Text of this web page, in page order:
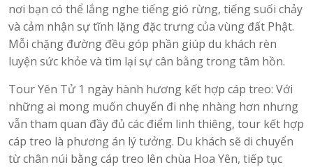
nơi bạn có thể lắng nghe tiếng gió rừng, tiếng suối chảy
và cảm nhận sự tĩnh lặng đặc trưng của vùng đất Phật.
Mỗi chặng đường đều góp phần giúp du khách rèn
luyện sức khỏe và tìm lại sự cân bằng trong tâm hồn.
Tour Yên Tử 1 ngày hành hương kết hợp cáp treo: Với
những ai mong muốn chuyến đi nhẹ nhàng hơn nhưng
vẫn tham quan đầy đủ các điểm linh thiêng, tour kết hợp
cáp treo là phương án lý tưởng. Du khách sẽ di chuyển
từ chân núi bằng cáp treo lên chùa Hoa Yên, tiếp tục